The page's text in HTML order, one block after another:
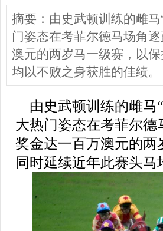
摘要：由史武顿训练的雌
门姿态在考菲尔德马场角
澳元的两岁马一级赛，以
均以不败之身获胜的佳绩。
由史武顿训练的雌马
大热门姿态在考菲尔
奖金达一百万澳元的
同时延续近年此赛头